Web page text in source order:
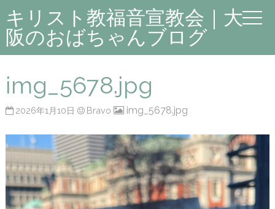
キリスト教福音宣教会｜大
阪のおばちゃんブログ
img_5678.jpg
2026年1月10日 Bravo img_5678.jpg